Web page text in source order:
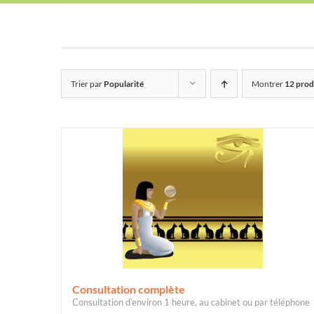
Trier par Popularité Montrer 12
Consultation complète
Consultation d’environ 1 heure, au cabinet ou par téléphone